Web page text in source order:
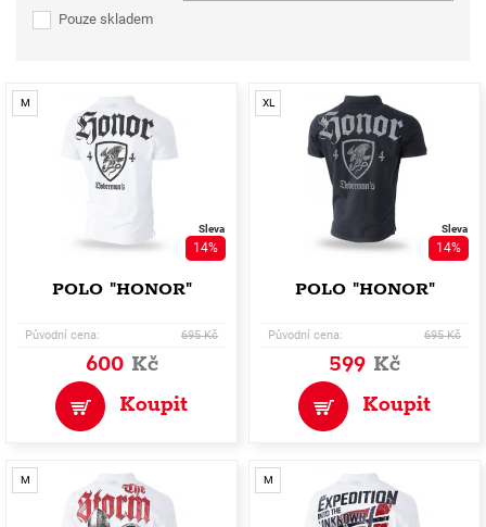
Pouze skladem
M
Sleva
14%
POLO "HONOR"
Původní cena: 695 Kč
600 Kč
Koupit
XL
Sleva
14%
POLO "HONOR"
Původní cena: 695 Kč
599 Kč
Koupit
M M